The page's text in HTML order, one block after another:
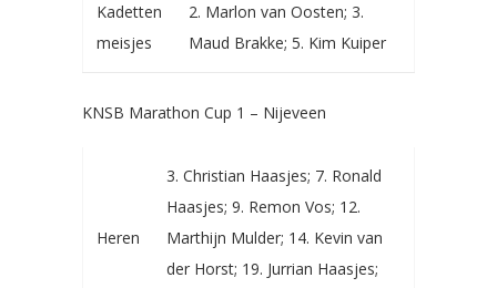
Kadetten
meisjes
2. Marlon van Oosten; 3.
Maud Brakke; 5. Kim Kuiper
KNSB Marathon Cup 1 – Nijeveen
Heren
3. Christian Haasjes; 7. Ronald
Haasjes; 9. Remon Vos; 12.
Marthijn Mulder; 14. Kevin van
der Horst; 19. Jurrian Haasjes;